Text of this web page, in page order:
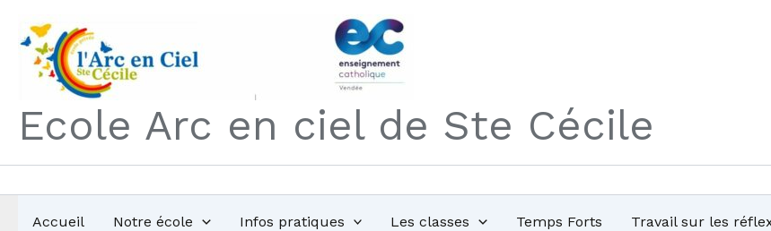
contenu
Ecole Arc en ciel de Ste Cécile
Accueil Notre école Infos pratiques Les classes Temps Forts Travail sur les